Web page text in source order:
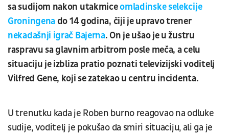
sa sudijom nakon utakmiceomladinske selekcije
Groningena do 14 godina, čiji je upravo trener
nekadašnji igrač Bajerna. On je ušao je u žustru
raspravu sa glavnim arbitrom posle meča, a celu
situaciju je izbliza pratio poznati televizijski voditelj
Vilfred Gene, koji se zatekao u centru incidenta.
U trenutku kada je Roben burno reagovao na odluke
sudije, voditelj je pokušao da smiri situaciju, ali ga je